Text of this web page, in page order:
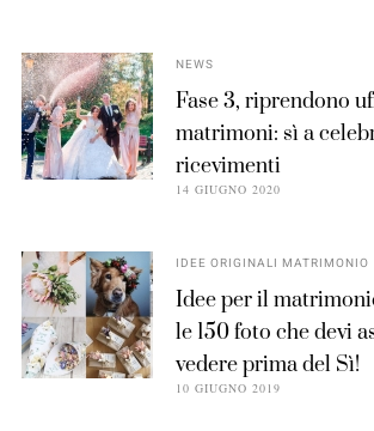
NEWS
Fase 3, riprendono
matrimoni: sì a
ricevimenti
14 GIUGNO 2020
IDEE ORIGINALI MATRIMONIO
Idee per il
le 150 foto che devi
vedere prima del Sì!
10 GIUGNO 2019